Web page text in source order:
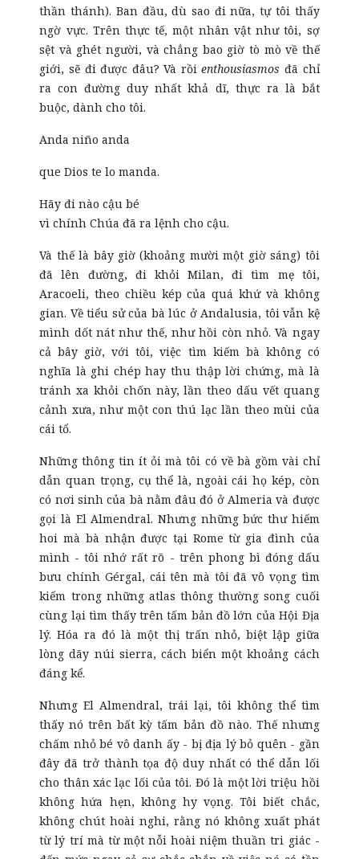
thần thánh). Ban đầu, dù sao đi nữa, tự tôi thấy
ngờ vực. Trên thực tế, một nhân vật như tôi, sợ
sệt và ghét người, và chẳng bao giờ tò mò về thế
giới, sẽ đi được đâu? Và rồienthousiasmos đã chỉ
ra con đường duy nhất khả dĩ, thực ra là bắt
buộc, dành cho tôi.
Anda niño anda
que Dios te lo manda.
Hãy đi nào cậu bé
vì chính Chúa đã ra lệnh cho cậu.
Và thế là bây giờ (khoảng mười một giờ sáng) tôi
đã lên đường, đi khỏi Milan, đi tìm mẹ tôi,
Aracoeli, theo chiều kép của quá khứ và không
gian. Về tiểu sử của bà lúc ở Andalusia, tôi vẫn kệ
mình dốt nát như thế, như hồi còn nhỏ. Và ngay
cả bây giờ, với tôi, việc tìm kiếm bà không có
nghĩa là ghi chép hay thu thập lời chứng, mà là
tránh xa khỏi chốn này, lần theo dấu vết quang
cảnh xưa, như một con thú lạc lần theo mùi của
cái tổ.
Những thông tin ít ỏi mà tôi có về bà gồm vài chỉ
dẫn quan trọng, cụ thể là, ngoài cái họ kép, còn
có nơi sinh của bà nằm đâu đó ở Almeria và được
gọi là El Almendral. Nhưng những bức thư hiếm
hoi mà bà nhận được tại Rome từ gia đình của
mình - tôi nhớ rất rõ - trên phong bì đóng dấu
bưu chính Gérgal, cái tên mà tôi đã vô vọng tìm
kiếm trong những atlas thông thường song cuối
cùng lại tìm thấy trên tấm bản đồ lớn của Hội Địa
lý. Hóa ra đó là một thị trấn nhỏ, biệt lập giữa
lòng dãy núi sierra, cách biển một khoảng cách
đáng kể.
Nhưng El Almendral, trái lại, tôi không thể tìm
thấy nó trên bất kỳ tấm bản đồ nào. Thế nhưng
chấm nhỏ bé vô danh ấy - bị địa lý bỏ quên - gần
đây đã trở thành tọa độ duy nhất có thể dẫn lối
cho thân xác lạc lối của tôi. Đó là một lời triệu hồi
không hứa hẹn, không hy vọng. Tôi biết chắc,
không chút hoài nghi, rằng nó không xuất phát
từ lý trí mà từ một nỗi hoài niệm thuần tri giác -